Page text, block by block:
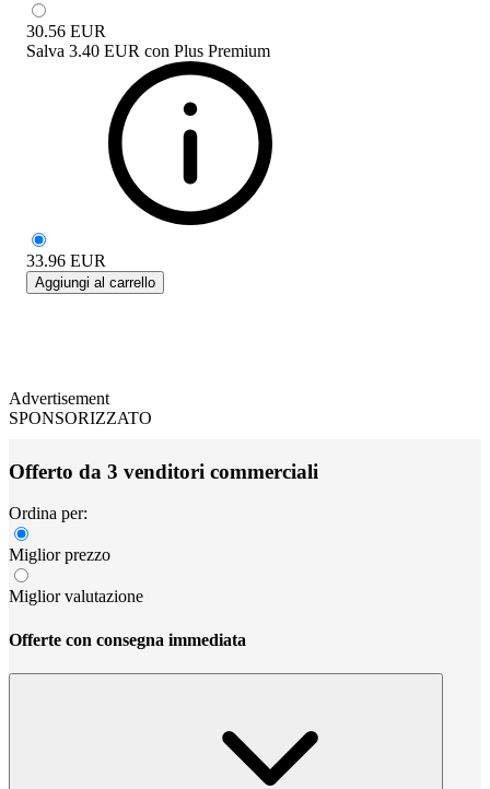
30.56 EUR
Salva 3.40 EUR con Plus Premium
33.96 EUR
Aggiungi al carrello
Advertisement
SPONSORIZZATO
Offerto da 3 venditori commerciali
Ordina per:
Miglior prezzo
Miglior valutazione
Offerte con consegna immediata